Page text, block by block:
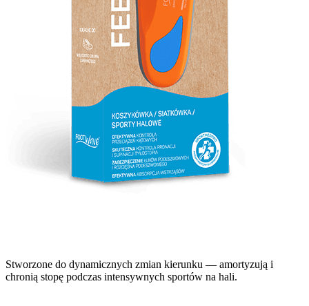
Stworzone do dynamicznych zmian kierunku — amortyzują i
chronią stopę podczas intensywnych sportów na hali.